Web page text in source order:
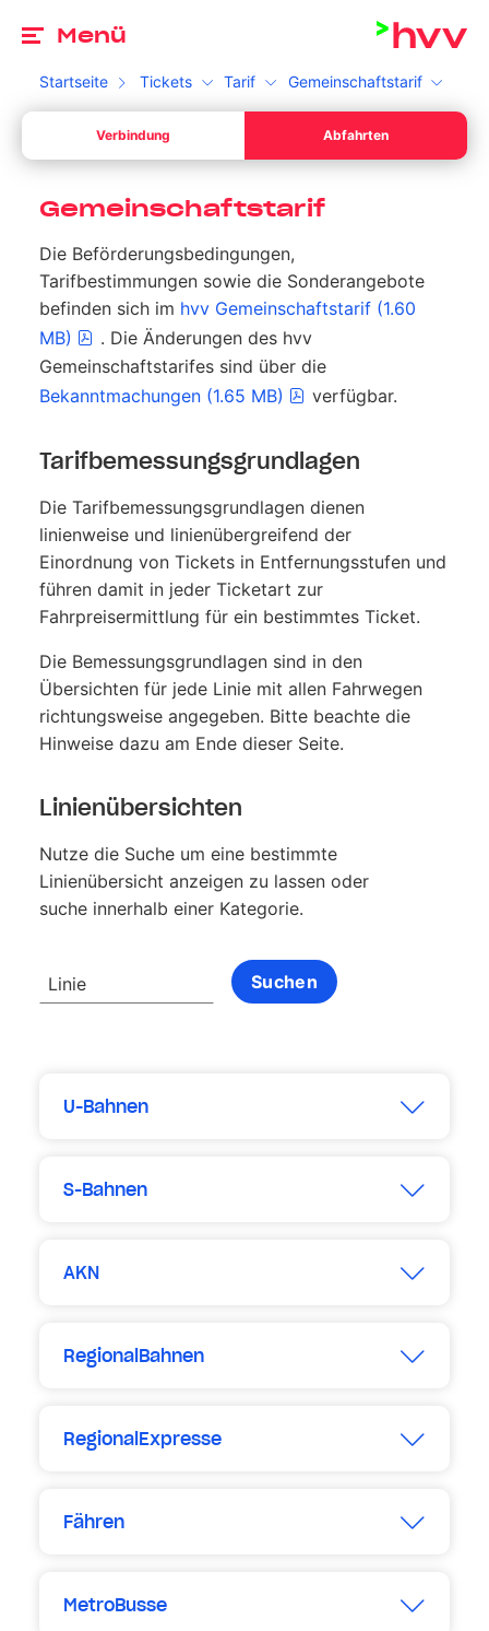
Menü
Startseite Tickets Tarif Gemeinschaftstarif
Verbindung Abfahrten
Dein Ziel *
Bitte wähle ein gültiges Datum aus.
Bitte gib eine Uhrzeit an.
Umschalten zwischen Abfahrt und AnkunftSuchen
Gemeinschaftstarif
Die Beförderungsbedingungen,
Tarifbestimmungen sowie die Sonderangebote
befinden sich im hvv Gemeinschaftstarif (1.60
MB)
. Die Änderungen des hvv
Gemeinschaftstarifes sind über die
Bekanntmachungen (1.65 MB)
verfügbar.
Tarifbemessungsgrundlagen
Die Tarifbemessungsgrundlagen dienen
linienweise und linienübergreifend der
Einordnung von Tickets in Entfernungsstufen und
führen damit in jeder Ticketart zur
Fahrpreisermittlung für ein bestimmtes Ticket.
Die Bemessungsgrundlagen sind in den
Übersichten für jede Linie mit allen Fahrwegen
richtungsweise angegeben. Bitte beachte die
Hinweise dazu am Ende dieser Seite.
Linienübersichten
Nutze die Suche um eine bestimmte
Linienübersicht anzeigen zu lassen oder
suche innerhalb einer Kategorie.
Linie
U-Bahnen
S-Bahnen
AKN
Regional­Bahnen
RegionalExpresse
Fähren
MetroBusse